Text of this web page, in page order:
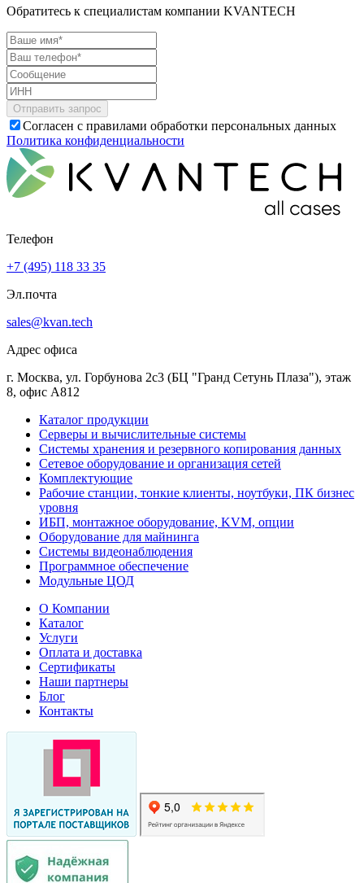
Обратитесь к специалистам компании KVANTECH
Согласен с правилами обработки персональных данных
Политика конфиденциальности
Телефон
+7 (495) 118 33 35
Эл.почта
sales@kvan.tech
Адрес офиса
г. Москва, ул. Горбунова 2с3 (БЦ "Гранд Сетунь Плаза"), этаж
8, офис А812
Каталог продукции
Серверы и вычислительные системы
Системы хранения и резервного копирования данных
Сетевое оборудование и организация сетей
Комплектующие
Рабочие станции, тонкие клиенты, ноутбуки, ПК бизнес
уровня
ИБП, монтажное оборудование, KVM, опции
Оборудование для майнинга
Системы видеонаблюдения
Программное обеспечение
Модульные ЦОД
О Компании
Каталог
Услуги
Оплата и доставка
Сертификаты
Наши партнеры
Блог
Контакты